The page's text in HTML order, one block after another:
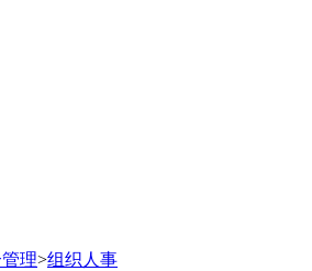
理>组织人事